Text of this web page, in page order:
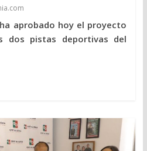
aprobado hoy el proyecto
dos pistas deportivas del